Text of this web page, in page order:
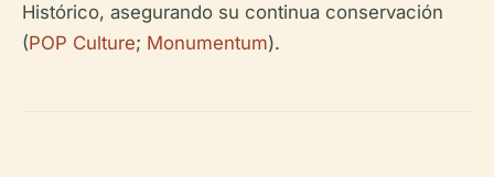
Histórico, asegurando su continua conservación
(POP Culture; Monumentum).